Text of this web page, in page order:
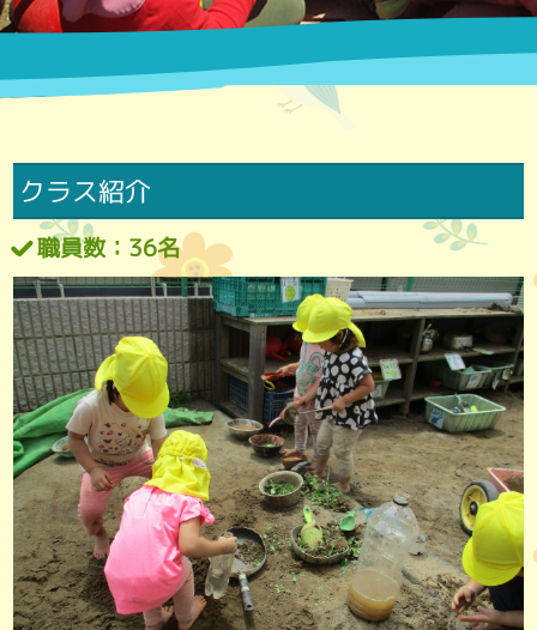
クラス紹介
職員数：36名